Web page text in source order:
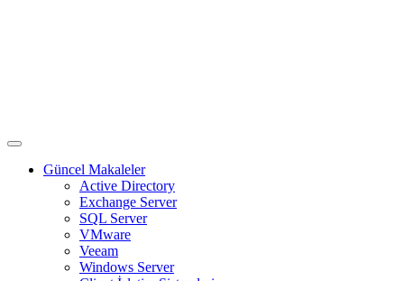
Güncel Makaleler
Active Directory
Exchange Server
SQL Server
VMware
Veeam
Windows Server